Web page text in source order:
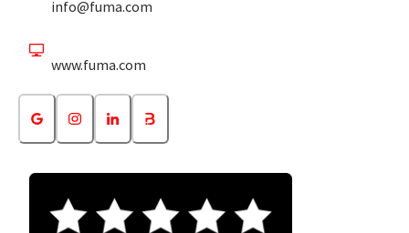
info@fuma.com
www.fuma.com